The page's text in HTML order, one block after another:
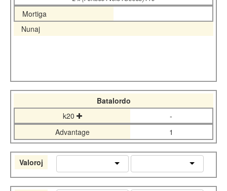
Mortiga
Nunaj
Batalordo
k20
-
Advantage
1
Valoroj